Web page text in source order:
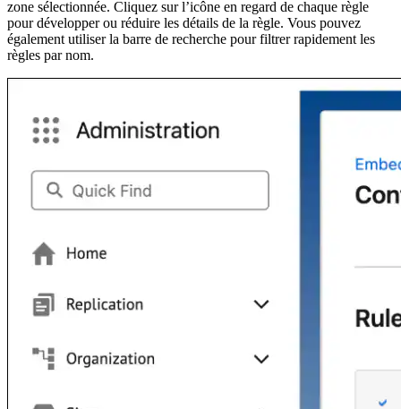
zone sélectionnée. Cliquez sur l’icône en regard de chaque règle
pour développer ou réduire les détails de la règle. Vous pouvez
également utiliser la barre de recherche pour filtrer rapidement les
règles par nom.